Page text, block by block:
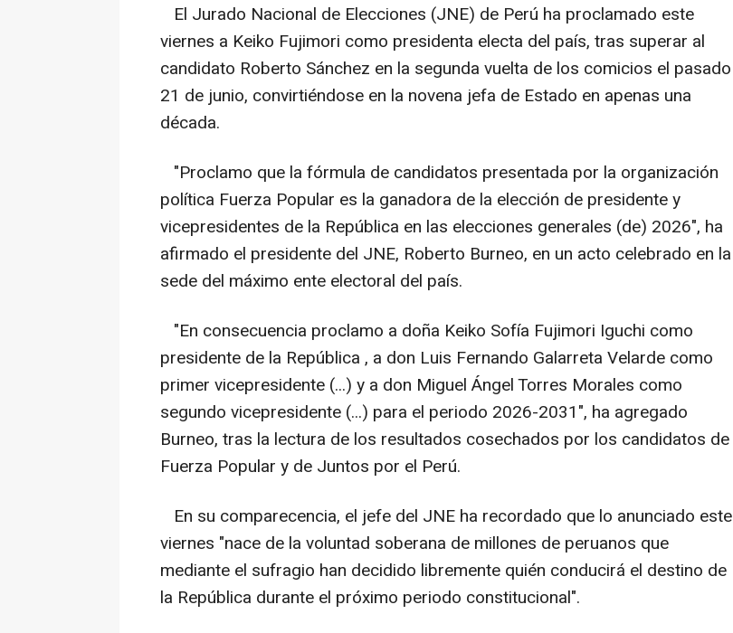
El Jurado Nacional de Elecciones (JNE) de Perú ha proclamado este
viernes a Keiko Fujimori como presidenta electa del país, tras superar al
candidato Roberto Sánchez en la segunda vuelta de los comicios el pasado
21 de junio, convirtiéndose en la novena jefa de Estado en apenas una
década.
"Proclamo que la fórmula de candidatos presentada por la organización
política Fuerza Popular es la ganadora de la elección de presidente y
vicepresidentes de la República en las elecciones generales (de) 2026", ha
afirmado el presidente del JNE, Roberto Burneo, en un acto celebrado en la
sede del máximo ente electoral del país.
"En consecuencia proclamo a doña Keiko Sofía Fujimori Iguchi como
presidente de la República , a don Luis Fernando Galarreta Velarde como
primer vicepresidente (...) y a don Miguel Ángel Torres Morales como
segundo vicepresidente (...) para el periodo 2026-2031", ha agregado
Burneo, tras la lectura de los resultados cosechados por los candidatos de
Fuerza Popular y de Juntos por el Perú.
En su comparecencia, el jefe del JNE ha recordado que lo anunciado este
viernes "nace de la voluntad soberana de millones de peruanos que
mediante el sufragio han decidido libremente quién conducirá el destino de
la República durante el próximo periodo constitucional".